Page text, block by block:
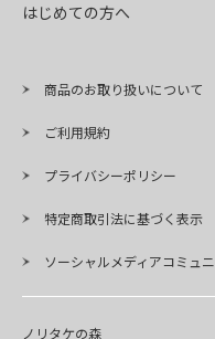
はじめての方へ
商品のお取り扱いについて
ご利用規約
プライバシーポリシー
特定商取引法に基づく表示
ソーシャルメディアコミュ
ノリタケの森